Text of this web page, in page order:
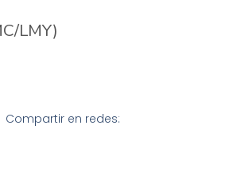
LMY)
Compartir en redes: